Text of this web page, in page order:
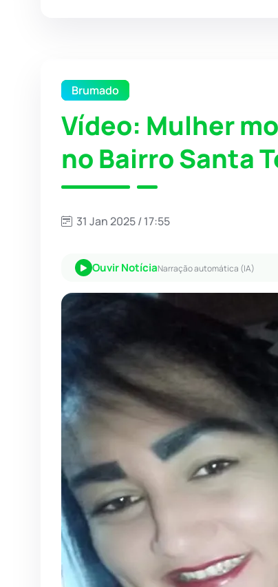
Brumado
Vídeo: Mulher
no Bairro Santa
31 Jan 2025 / 17:55
Ouvir NotíciaNarração automática (IA)